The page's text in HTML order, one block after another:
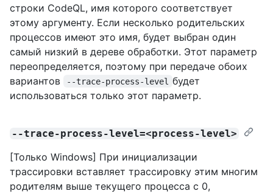
строки CodeQL, имя которого соответствует
этому аргументу. Если несколько родительских
процессов имеют это имя, будет выбран один
самый низкий в дереве обработки. Этот параметр
переопределяется, поэтому при передаче обоих
вариантов
--trace-process-level будет
использоваться только этот параметр.
--trace-process-level=<process-level>
[Только Windows] При инициализации
трассировки вставляет трассировку этим многим
родителям выше текущего процесса с 0,